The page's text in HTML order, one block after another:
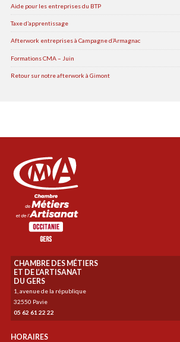
Aide pour les entreprises du BTP
Taxe d’apprentissage
Afterwork entreprises à Campagne d’Armagnac
Formations CMA – Juin
Retour sur notre afterwork à Gimont
CHAMBRE DES MÉTIERS
ET DE L’ARTISANAT
DU GERS
1, avenue de la république
32550 Pavie
05 62 61 22 22
HORAIRES